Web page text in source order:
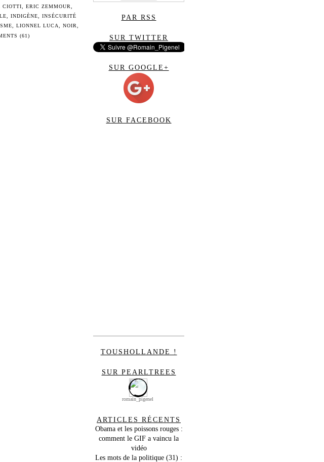
CIOTTI ERIC ZEMMOUR
INDIGÈNE
INSÉCURITÉ
LIONNEL LUCA NOIR
(61)
PAR RSS
SUR TWITTER
SUR GOOGLE+
SUR FACEBOOK
TOUSHOLLANDE !
SUR PEARLTREES
romain_pigenel
ARTICLES RÉCENTS
Obama et les poissons rouges :
comment le GIF a vaincu la
vidéo
Les mots de la politique (31) :